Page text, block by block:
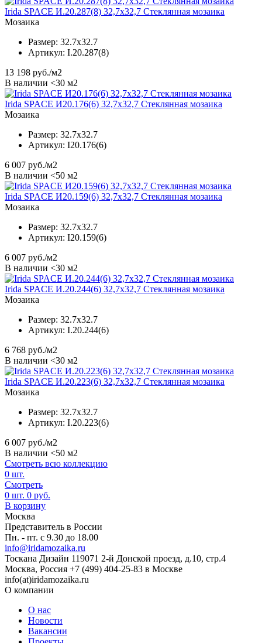
Irida SPACE И.20.287(8) 32,7x32,7 Стеклянная мозаика
Мозаика
Размер: 32.7x32.7
Артикул: I.20.287(8)
13 198 руб./м2
В наличии <30 м2
Irida SPACE И20.176(6) 32,7x32,7 Стеклянная мозаика
Мозаика
Размер: 32.7x32.7
Артикул: I20.176(6)
6 007 руб./м2
В наличии <50 м2
Irida SPACE И20.159(6) 32,7x32,7 Стеклянная мозаика
Мозаика
Размер: 32.7x32.7
Артикул: I20.159(6)
6 007 руб./м2
В наличии <30 м2
Irida SPACE И.20.244(6) 32,7x32,7 Стеклянная мозаика
Мозаика
Размер: 32.7x32.7
Артикул: I.20.244(6)
6 768 руб./м2
В наличии <30 м2
Irida SPACE И.20.223(6) 32,7x32,7 Стеклянная мозаика
Мозаика
Размер: 32.7x32.7
Артикул: I.20.223(6)
6 007 руб./м2
В наличии <50 м2
Смотреть всю коллекцию
0 шт.
Смотреть
0 шт. 0 руб.
В корзину
Москва
Представитель в России
Пн. - пт. с 9.30 до 18.00
info@iridamozaika.ru
Тоскана Дизайн 119071 2-й Донской проезд, д.10, стр.4
Москва, Россия +7 (499) 404-25-83 в Москве
info(at)iridamozaika.ru
О компании
О нас
Новости
Вакансии